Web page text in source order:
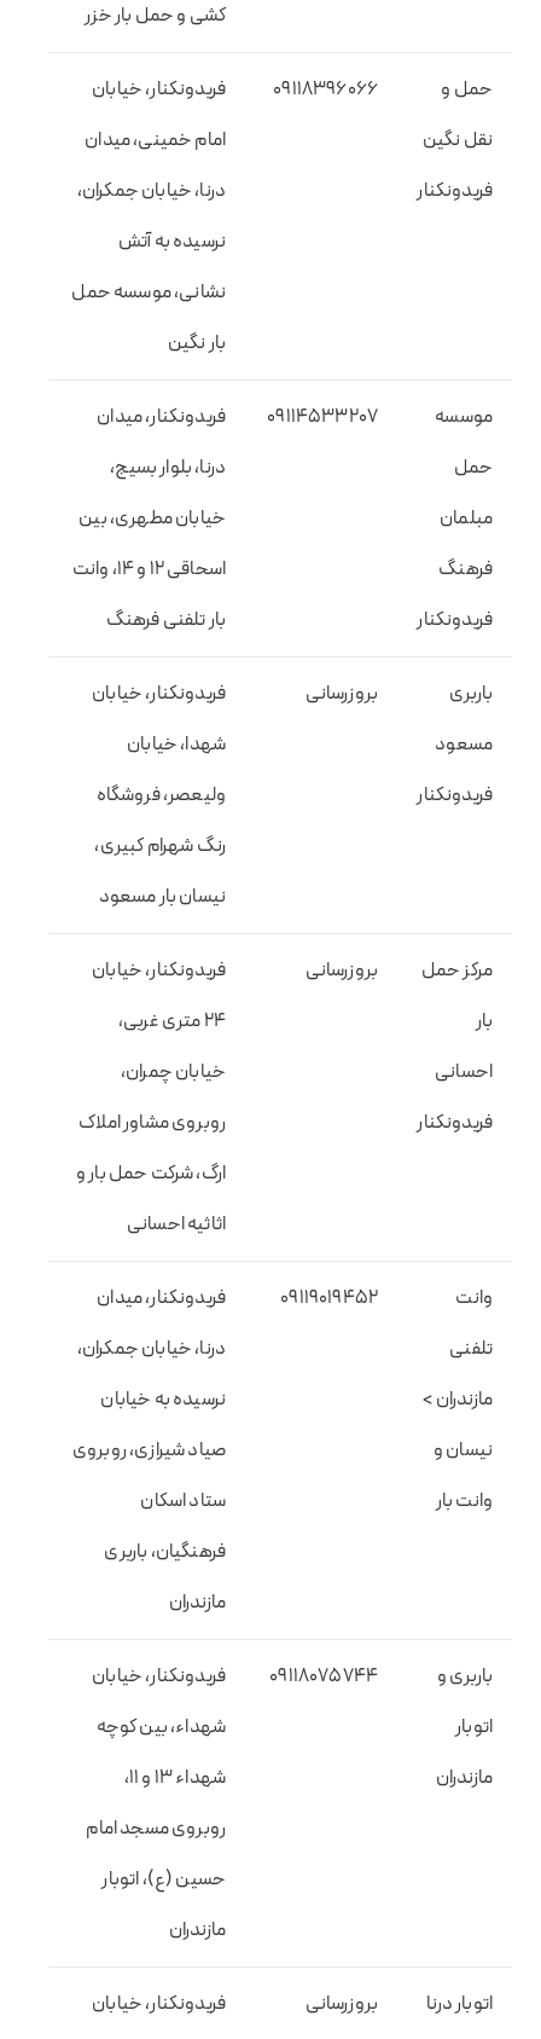
کشی و حمل بار خزر
حمل و
نقل نگین
فریدونکنار
09118396066
فریدونکنار، خیابان
امام خمینی، میدان
درنا، خیابان جمکران،
نرسیده به آتش
نشانی، موسسه حمل
بار نگین
موسسه
حمل
مبلمان
فرهنگ
فریدونکنار
09114533207
فریدونکنار، میدان
درنا، بلوار بسیج،
خیابان مطهری، بین
اسحاقی 12 و 14، وانت
بار تلفنی فرهنگ
باربری
مسعود
فریدونکنار
بروزرسانی
فریدونکنار، خیابان
شهدا، خیابان
ولیعصر، فروشگاه
رنگ شهرام کبیری،
نیسان بار مسعود
مرکز حمل
بار
احسانی
فریدونکنار
بروزرسانی
فریدونکنار، خیابان
24 متری غربی،
خیابان چمران،
روبروی مشاور املاک
ارگ، شرکت حمل بار و
اثاثیه احسانی
وانت
تلفنی
مازندران >
نیسان و
وانت بار
09119019452
فریدونکنار، میدان
درنا، خیابان جمکران،
نرسیده به خیابان
صیاد شیرازی، روبروی
ستاد اسکان
فرهنگیان، باربری
مازندران
باربری و
اتوبار
مازندران
09118075744
فریدونکنار، خیابان
شهداء، بین کوچه
شهداء 13 و 11،
روبروی مسجد امام
حسین (ع)، اتوبار
مازندران
اتوبار درنا
بروزرسانی
فریدونکنار، خیابان